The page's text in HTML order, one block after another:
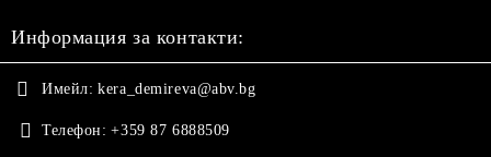
Информация за контакти:
Имейл: kera_demireva@abv.bg
Телефон: +359 87 6888509